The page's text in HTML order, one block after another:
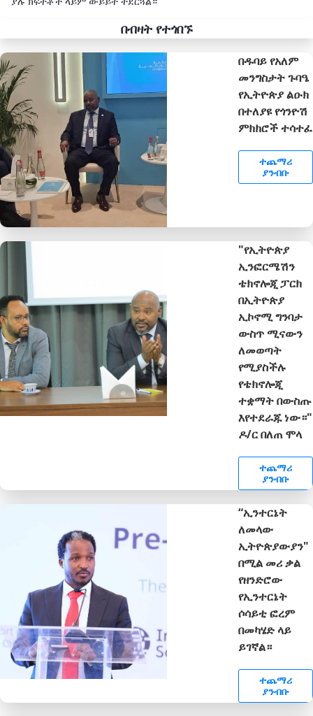
በብዛት የተጎበኙ
በዱባይ የአለም
መንግስታት ጉባዔ
የኢትዮጵያ ልዑክ
በተለያዩ የጎንዮሽ
ምክክሮች ተሳተፈ
ተጨማሪ
ያንብቡ
"የኢትዮጵያ
ኢንፎርሜሽን
ቴክኖሎጂ ፓርክ
በኢትዮጵያ
ኢኮኖሚ ግንባታ
ውስጥ ሚናውን
ለመወጣት
የሚያስችሉ
የቴክኖሎጂ
ተቋማት በውስጡ
እየተደራጁ ነው።"
ዶ/ር በለጠ ሞላ
ተጨማሪ
ያንብቡ
“ኢንተርኔት
ለመላው
ኢትዮጵያውያን"
በሚል መሪ ቃል
የዘንድሮው
የኢንተርኔት
ሶሳይቲ ፎረም
በመካሄድ ላይ
ይገኛል።
ተጨማሪ
ያንብቡ